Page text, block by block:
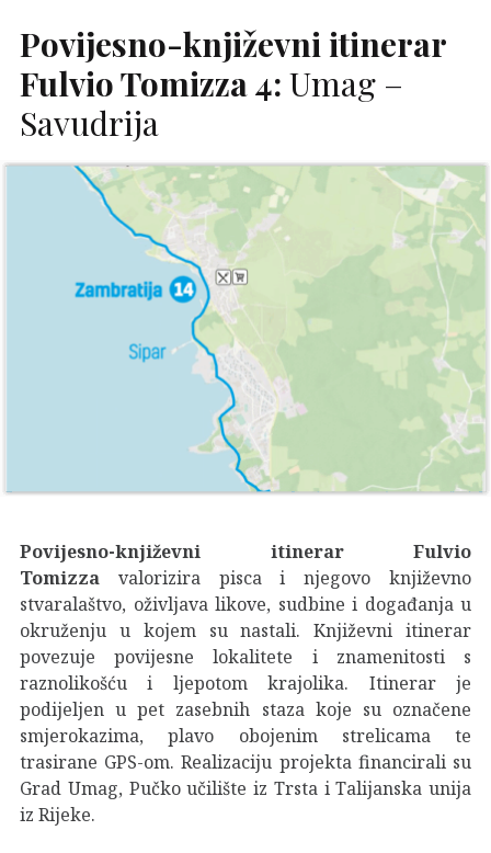
Povijesno-književni itinerar
Fulvio Tomizza 4: Umag –
Savudrija
Povijesno-književni itinerar Fulvio
Tomizza valorizira pisca i njegovo književno
stvaralaštvo, oživljava likove, sudbine i događanja u
okruženju u kojem su nastali. Književni itinerar
povezuje povijesne lokalitete i znamenitosti s
raznolikošću i ljepotom krajolika. Itinerar je
podijeljen u pet zasebnih staza koje su označene
smjerokazima, plavo obojenim strelicama te
trasirane GPS-om. Realizaciju projekta financirali su
Grad Umag, Pučko učilište iz Trsta i Talijanska unija
iz Rijeke.